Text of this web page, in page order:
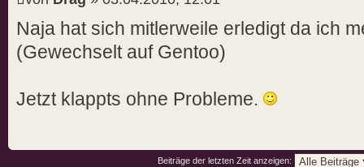
Naja hat sich mitlerweile erledigt da ich
(Gewechselt auf Gentoo)
Jetzt klappts ohne Probleme.
Beiträge der letzten Zeit anzeigen: